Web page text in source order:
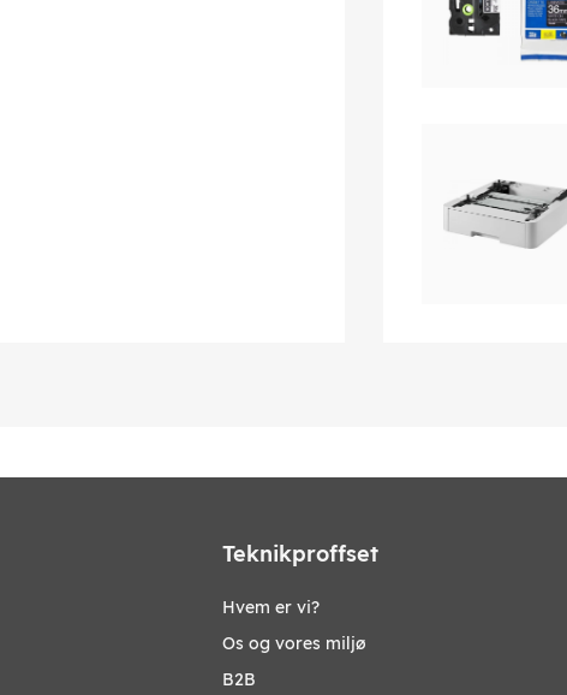
Teknikproffset
Hvem er vi?
Os og vores miljø
B2B